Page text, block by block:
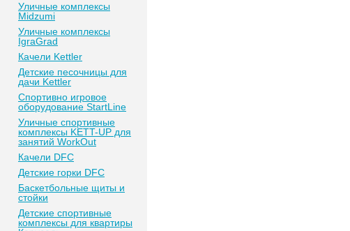
Уличные комплексы
Midzumi
Уличные комплексы
IgraGrad
Качели Kettler
Детские песочницы для
дачи Kettler
Спортивно игровое
оборудование StartLine
Уличные спортивные
комплексы KETT-UP для
занятий WorkOut
Качели DFC
Детские горки DFC
Баскетбольные щиты и
стойки
Детские спортивные
комплексы для квартиры